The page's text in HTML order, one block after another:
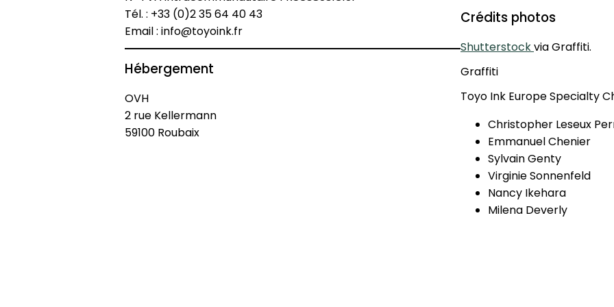
Tél. : +33 (0)2 35 64 40 43
Email : info@toyoink.fr
Hébergement
OVH
2 rue Kellermann
59100 Roubaix
Crédits photos
Shutterstockvia Graffiti.
Graffiti
Toyo Ink Europe Specialty
Christopher Leseux
Emmanuel Chenier
Sylvain Genty
Virginie Sonnenfeld
Nancy Ikehara
Milena Deverly